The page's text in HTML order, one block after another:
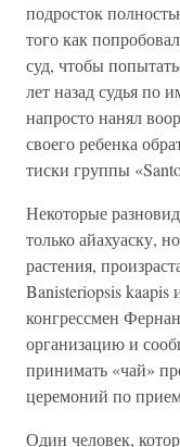
подросток
того как
суд, чтобы
лет назад судья по
напросто нанял
своего ребенка
тиски группы
Некоторые
только айахуаску,
растения,
Banisteriopsis kaapis
конгрессмен
организацию и
принимать «чай»
церемоний по
Один человек,